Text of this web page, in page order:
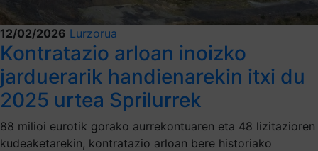
12/02/2026 Lurzorua
Kontratazio arloan inoizko
jarduerarik handienarekin itxi du
2025 urtea Sprilurrek
88 milioi eurotik gorako aurrekontuaren eta 48 lizitazioren
kudeaketarekin, kontratazio arloan bere historiako